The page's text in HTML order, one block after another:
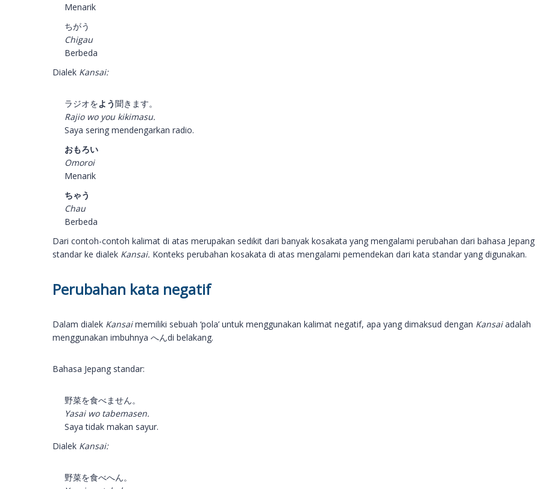
Menarik
ちがう
Chigau
Berbeda
Dialek Kansai:
ラジオをよう聞きます。
Rajio wo you kikimasu.
Saya sering mendengarkan radio.
おもろい
Omoroi
Menarik
ちゃう
Chau
Berbeda
Dari contoh-contoh kalimat di atas merupakan sedikit dari banyak kosakata yang mengalami perubahan dari bahasa Jepang
standar ke dialek Kansai. Konteks perubahan kosakata di atas mengalami pemendekan dari kata standar yang digunakan.
Perubahan kata negatif
Dalam dialek Kansaimemiliki sebuah ‘pola’ untuk menggunakan kalimat negatif, apa yang dimaksud dengan Kansaiadalah
menggunakan imbuhnya へんdi belakang.
Bahasa Jepang standar:
野菜を食べません。
Yasai wo tabemasen.
Saya tidak makan sayur.
Dialek Kansai:
野菜を食べへん。